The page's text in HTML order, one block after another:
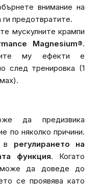
внимание на
предотвратите.
мускулните крампи
Magnesium®.
му ефекти е
след тренировка (1
да предизвика
по няколко причини.
в регулирането на
функция. Когато
може да доведе до
се проявява като